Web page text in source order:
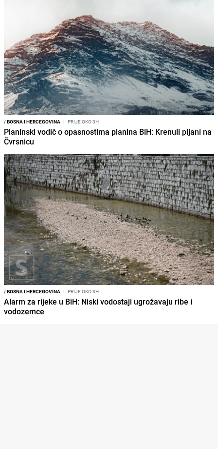
/BOSNA I HERCEGOVINA I PRIJE OKO 3H
Planinski vodič o opasnostima planina BiH: Krenuli pijani na
Čvrsnicu
/BOSNA I HERCEGOVINA I PRIJE OKO 3H
Alarm za rijeke u BiH: Niski vodostaji ugrožavaju ribe i
vodozemce